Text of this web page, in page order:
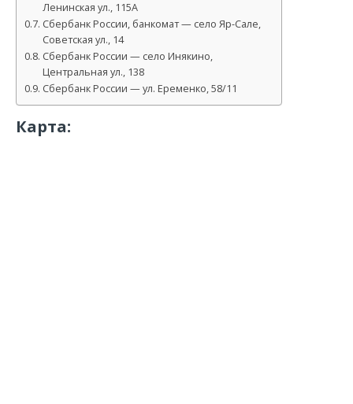
Ленинская ул., 115А
Сбербанк России, банкомат — село Яр-Сале,
Советская ул., 14
Сбербанк России — село Инякино,
Центральная ул., 138
Сбербанк России — ул. Еременко, 58/11
Карта: